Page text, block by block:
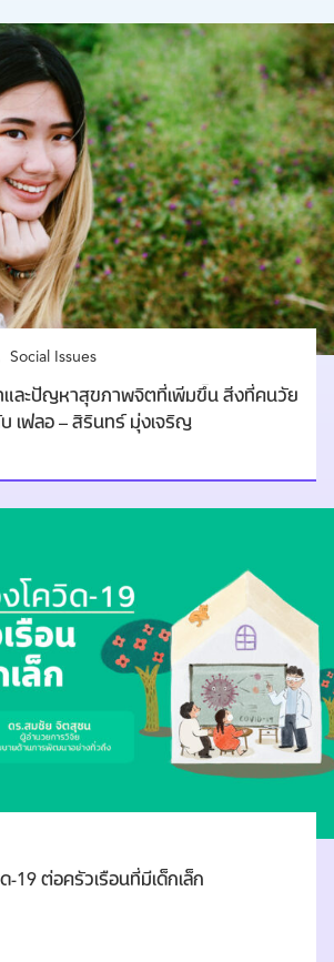
Social Issues
และปัญหาสุขภาพจิตที่เพิ่มขึ้น สิ่งที่คนวัย
เฟลอ – สิรินทร์ มุ่งเจริญ
-19 ต่อครัวเรือนที่มีเด็กเล็ก